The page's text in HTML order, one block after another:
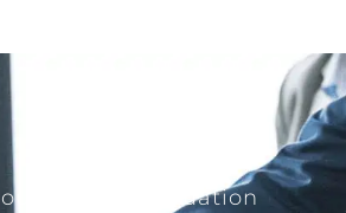
de votre situation